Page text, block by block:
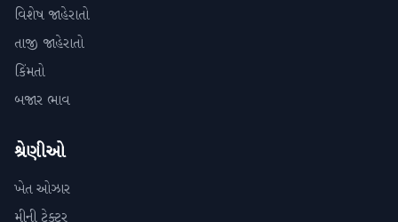
વિશેષ જાહેરાતો
તાજી જાહેરાતો
કિંમતો
બજાર ભાવ
શ્રેણીઓ
ખેત ઓઝાર